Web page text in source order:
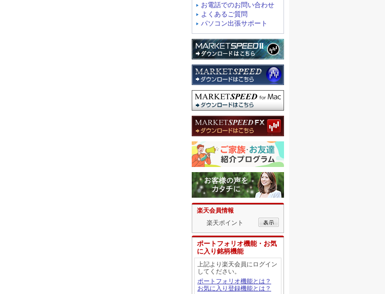
お電話でのお問い合わせ
よくあるご質問
パソコン出張サポート
楽天会員情報
楽天ポイント
ポートフォリオ機能・お気
に入り銘柄機能
上記より楽天会員にログイン
してください。
ポートフォリオ機能とは？
お気に入り登録機能とは？